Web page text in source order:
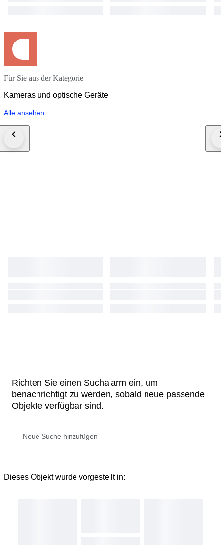
Für Sie aus der Kategorie
Kameras und optische Geräte
Alle ansehen
Richten Sie einen Suchalarm ein, um
benachrichtigt zu werden, sobald neue passende
Objekte verfügbar sind.
Dieses Objekt wurde vorgestellt in: